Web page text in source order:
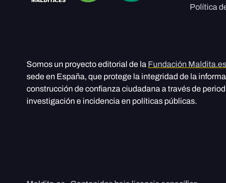
Política
Somos un proyecto editorial de la Fundación Maldita.es
sede en España, que protege la integridad de la
construcción de confianza ciudadana a través de
investigación e incidencia en políticas públicas.